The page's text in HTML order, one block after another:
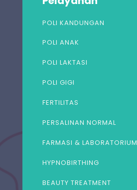
POLI KANDUNGAN
POLI ANAK
POLI LAKTASI
POLI GIGI
FERTILITAS
PERSALINAN NORMAL
FARMASI & LABORATORIUM
HYPNOBIRTHING
BEAUTY TREATMENT